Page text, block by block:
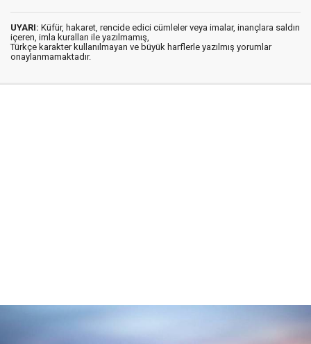
UYARI: Küfür, hakaret, rencide edici cümleler veya imalar, inançlara saldırı
içeren, imla kuralları ile yazılmamış,
Türkçe karakter kullanılmayan ve büyük harflerle yazılmış yorumlar
onaylanmamaktadır.